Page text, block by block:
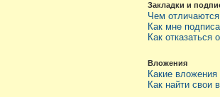
Закладки и
Чем отличаются
Как мне
Как отказаться
Вложения
Какие
Как найти свои